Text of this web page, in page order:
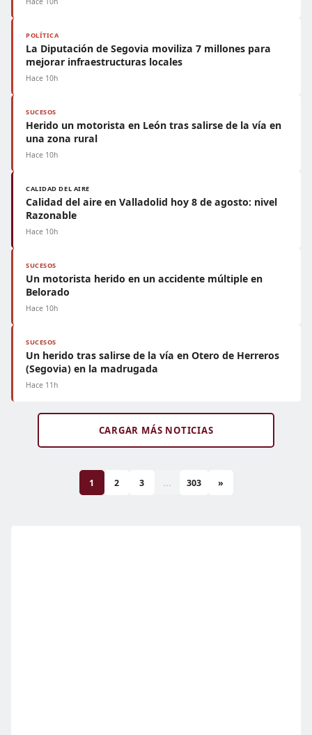
POLÍTICA
La Diputación de Segovia moviliza 7 millones para
mejorar infraestructuras locales
Hace 10h
SUCESOS
Herido un motorista en León tras salirse de la vía en
una zona rural
Hace 10h
CALIDAD DEL AIRE
Calidad del aire en Valladolid hoy 8 de agosto: nivel
Razonable
Hace 10h
SUCESOS
Un motorista herido en un accidente múltiple en
Belorado
Hace 10h
SUCESOS
Un herido tras salirse de la vía en Otero de Herreros
(Segovia) en la madrugada
Hace 11h
CARGAR MÁS NOTICIAS
1 2 3 ... 303 »